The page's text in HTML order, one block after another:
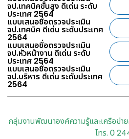
จป.เทคนิคขั้นสูง ดีเด่น ระดับ
ประเทศ 2564
แบบเสนอชื่อตรวจประเมิน
จป.เทคนิค ดีเด่น ระดับประเทศ
2564
แบบเสนอชื่อตรวจประเมิน
จป.หัวหน้างาน ดีเด่น ระดับ
ประเทศ 2564
แบบเสนอชื่อตรวจประเมิน
จป.บริหาร ดีเด่น ระดับประเทศ
2564
กลุ่มงานพัฒนาองค์ความรู้และเครือข่า
โทร. 0